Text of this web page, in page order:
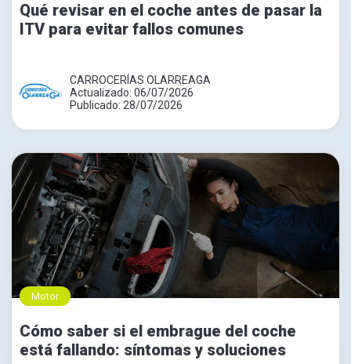
Qué revisar en el coche antes de pasar la
ITV para evitar fallos comunes
CARROCERÍAS OLARREAGA
Actualizado: 06/07/2026
Publicado: 28/07/2026
Motor
Cómo saber si el embrague del coche
está fallando: síntomas y soluciones